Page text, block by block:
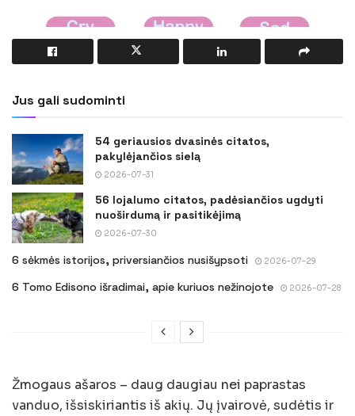
Jus gali sudominti
54 geriausios dvasinės citatos,
pakylėjančios sielą
2026-07-31
56 lojalumo citatos, padėsiančios ugdyti
nuoširdumą ir pasitikėjimą
2026-07-30
6 sėkmės istorijos, priversiančios nusišypsoti 2026-07-29
6 Tomo Edisono išradimai, apie kuriuos nežinojote 2026-07-28
Žmogaus ašaros – daug daugiau nei paprastas
vanduo, išsiskiriantis iš akių. Jų įvairovė, sudėtis ir